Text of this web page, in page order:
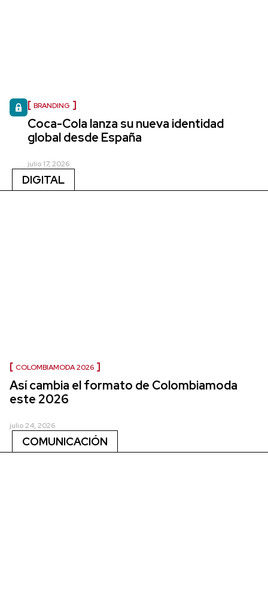
BRANDING
Coca-Cola lanza su nueva identidad
global desde España
julio 17, 2026
DIGITAL
COLOMBIAMODA 2026
Así cambia el formato de Colombiamoda
este 2026
julio 24, 2026
COMUNICACIÓN